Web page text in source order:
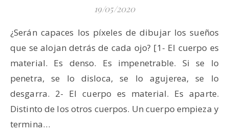
19/05/2020
¿Serán capaces los píxeles de dibujar los sueños
que se alojan detrás de cada ojo? [1- El cuerpo es
material. Es denso. Es impenetrable. Si se lo
penetra, se lo disloca, se lo agujerea, se lo
desgarra. 2- El cuerpo es material. Es aparte.
Distinto de los otros cuerpos. Un cuerpo empieza y
termina…